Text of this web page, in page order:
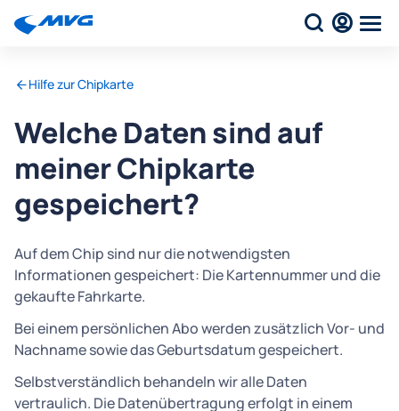
Hilfe zur Chipkarte
Welche Daten sind auf
meiner Chipkarte
gespeichert?
Auf dem Chip sind nur die notwendigsten
Informationen gespeichert: Die Kartennummer und die
gekaufte Fahrkarte.
Bei einem persönlichen Abo werden zusätzlich Vor- und
Nachname sowie das Geburtsdatum gespeichert.
Selbstverständlich behandeln wir alle Daten
vertraulich. Die Datenübertragung erfolgt in einem